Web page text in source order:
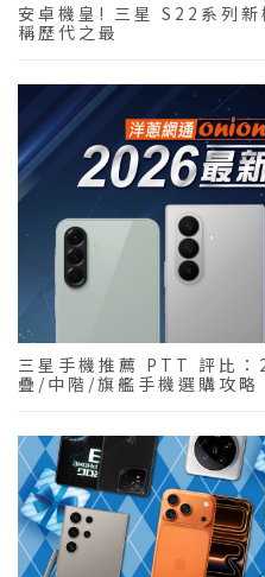
安卓機皇! 三星 S22系列
稱歷代之最
三星手機推薦 PTT 評比
疊/中階/旗艦手機選購攻略